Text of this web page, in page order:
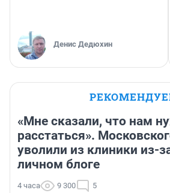
Денис Дедюхин
«Мне сказали, что нам
расстаться».
уволили из клиники из-
личном блоге
4 часа 9 300 5